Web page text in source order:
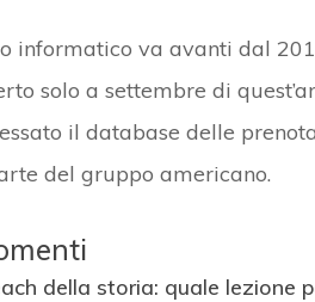
informatico va avanti dal
solo a settembre di
il database delle
del gruppo americano.
della storia: quale lezione